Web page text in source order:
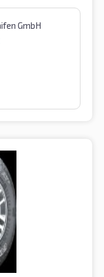
GmbH